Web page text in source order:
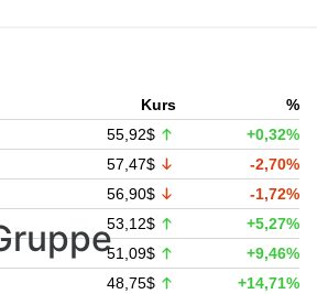
Kurs
%
55,92$
+0,32%
57,47$
-2,70%
56,90$
-1,72%
53,12$
+5,27%
51,09$
+9,46%
48,75$
+14,71%